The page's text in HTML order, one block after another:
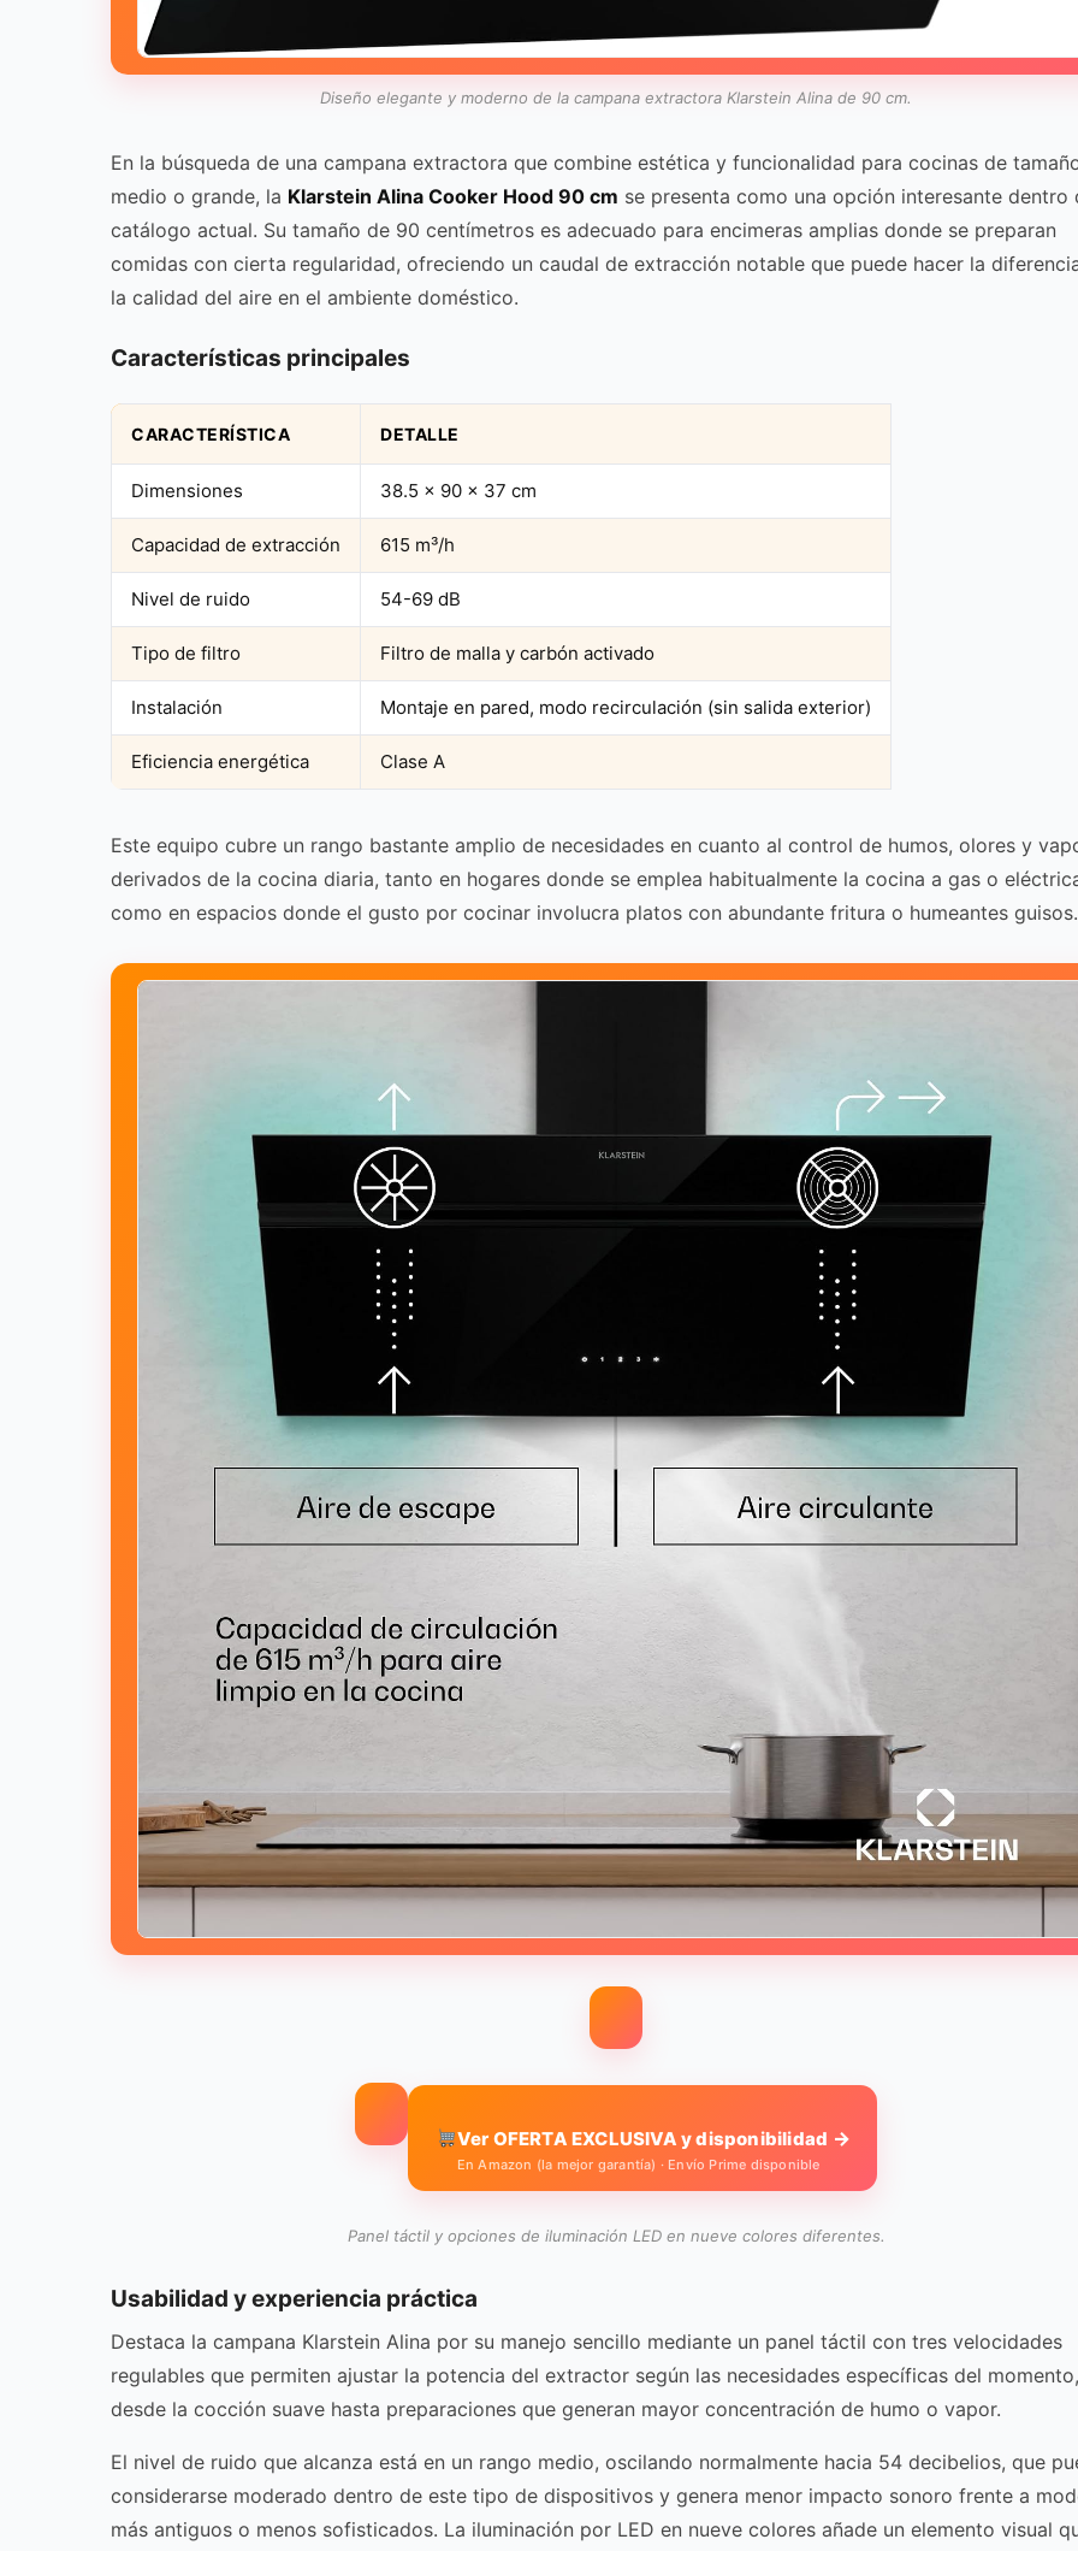
Diseño elegante y moderno de la campana extractora Klarstein Alina de 90 cm.
En la búsqueda de una campana extractora que combine estética y funcionalidad para cocinas de
medio o grande, la Klarstein Alina Cooker Hood 90 cm se presenta como una opción interesante dentro
catálogo actual. Su tamaño de 90 centímetros es adecuado para encimeras amplias donde se preparan
comidas con cierta regularidad, ofreciendo un caudal de extracción notable que puede hacer la
la calidad del aire en el ambiente doméstico.
Características principales
CARACTERÍSTICA DETALLE
Dimensiones 38.5 x 90 x 37 cm
Capacidad de extracción 615 m³/h
Nivel de ruido 54-69 dB
Tipo de filtro Filtro de malla y carbón activado
Instalación Montaje en pared, modo recirculación (sin salida exterior)
Eficiencia energética Clase A
Este equipo cubre un rango bastante amplio de necesidades en cuanto al control de humos, olores y
derivados de la cocina diaria, tanto en hogares donde se emplea habitualmente la cocina a gas o
como en espacios donde el gusto por cocinar involucra platos con abundante fritura o humeantes guisos.
Ver OFERTA EXCLUSIVA y disponibilidad
En Amazon (la mejor garantía) · Envío Prime disponible
→
Panel táctil y opciones de iluminación LED en nueve colores diferentes.
Usabilidad y experiencia práctica
Destaca la campana Klarstein Alina por su manejo sencillo mediante un panel táctil con tres velocidades
regulables que permiten ajustar la potencia del extractor según las necesidades específicas del momento,
desde la cocción suave hasta preparaciones que generan mayor concentración de humo o vapor.
El nivel de ruido que alcanza está en un rango medio, oscilando normalmente hacia 54 decibelios, que
considerarse moderado dentro de este tipo de dispositivos y genera menor impacto sonoro frente a
más antiguos o menos sofisticados. La iluminación por LED en nueve colores añade un elemento visual